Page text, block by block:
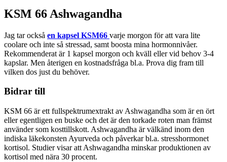
KSM 66 Ashwagandha
Jag tar också en kapsel KSM66 varje morgon för att vara lite
coolare och inte så stressad, samt boosta mina hormonnivåer.
Rekommenderat är 1 kapsel morgon och kväll eller vid behov 3-4
kapslar. Men återigen en kostnadsfråga bl.a. Prova dig fram till
vilken dos just du behöver.
Bidrar till
KSM 66 är ett fullspektrumextrakt av Ashwagandha som är en ört
eller egentligen en buske och det är den torkade roten man främst
använder som kosttillskott. Ashwagandha är välkänd inom den
indiska läkekonsten Ayurveda och påverkar bl.a. stresshormonet
kortisol. Studier visar att Ashwagandha minskar produktionen av
kortisol med nära 30 procent.